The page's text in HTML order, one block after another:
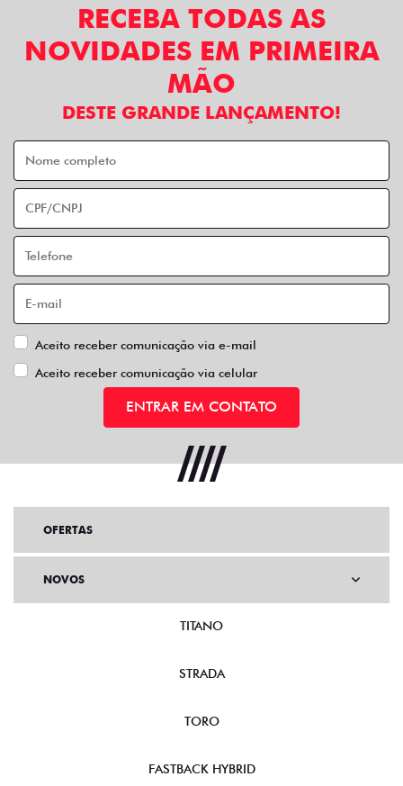
RECEBA TODAS AS
NOVIDADES EM PRIMEIRA
MÃO
DESTE GRANDE LANÇAMENTO!
Aceito receber comunicação via e-mail
Aceito receber comunicação via celular
ENTRAR EM CONTATO
OFERTAS
NOVOS
TITANO
STRADA
TORO
FASTBACK HYBRID